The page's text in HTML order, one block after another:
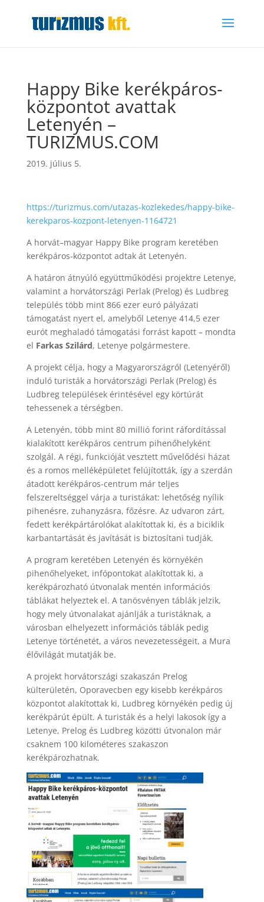
Happy Bike kerékpáros-
központot avattak
Letenyén –
TURIZMUS.COM
2019. július 5.
https://turizmus.com/utazas-kozlekedes/happy-bike-
kerekparos-kozpont-letenyen-1164721
A horvát–magyar Happy Bike program keretében
kerékpáros-központot adtak át Letenyén.
A határon átnyúló együttműködési projektre Letenye,
valamint a horvátországi Perlak (Prelog) és Ludbreg
település több mint 866 ezer euró pályázati
támogatást nyert el, amelyből Letenye 414,5 ezer
eurót meghaladó támogatási forrást kapott – mondta
el Farkas Szilárd, Letenye polgármestere.
A projekt célja, hogy a Magyarországról (Letenyéről)
induló turisták a horvátországi Perlak (Prelog) és
Ludbreg települések érintésével egy körtúrát
tehessenek a térségben.
A Letenyén, több mint 80 millió forint ráfordítással
kialakított kerékpáros centrum pihenőhelyként
szolgál. A régi, funkcióját vesztett művelődési házat
és a romos melléképületet felújították, így a szerdán
átadott kerékpáros-centrum már teljes
felszereltséggel várja a turistákat: lehetőség nyílik
pihenésre, zuhanyzásra, főzésre. Az udvaron zárt,
fedett kerékpártárolókat alakítottak ki, és a biciklik
karbantartását és javítását is biztosítani tudják.
A program keretében Letenyén és környékén
pihenőhelyeket, infópontokat alakítottak ki, a
kerékpározható útvonalak mentén információs
táblákat helyeztek el. A tanösvényen táblák jelzik,
hogy mely útvonalakat ajánlják a turistáknak, a
városban elhelyezett információs táblák pedig
Letenye történetét, a város nevezetességeit, a Mura
élővilágát mutatják be.
A projekt horvátországi szakaszán Prelog
külterületén, Oporavecben egy kisebb kerékpáros
központot alakítottak ki, Ludbreg környékén pedig új
kerékpárút épült. A turisták és a helyi lakosok így a
Letenye, Prelog és Ludbreg közötti útvonalon már
csaknem 100 kilométeres szakaszon
kerékpározhatnak.